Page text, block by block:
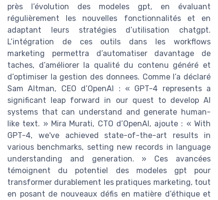
près l’évolution des modeles gpt, en évaluant
régulièrement les nouvelles fonctionnalités et en
adaptant leurs stratégies d’utilisation chatgpt.
L’intégration de ces outils dans les workflows
marketing permettra d’automatiser davantage de
taches, d’améliorer la qualité du contenu généré et
d’optimiser la gestion des donnees. Comme l’a déclaré
Sam Altman, CEO d’OpenAI : « GPT-4 represents a
significant leap forward in our quest to develop AI
systems that can understand and generate human-
like text. » Mira Murati, CTO d’OpenAI, ajoute : « With
GPT-4, we've achieved state-of-the-art results in
various benchmarks, setting new records in language
understanding and generation. » Ces avancées
témoignent du potentiel des modeles gpt pour
transformer durablement les pratiques marketing, tout
en posant de nouveaux défis en matière d’éthique et